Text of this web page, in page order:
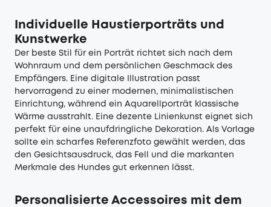
Individuelle Haustierporträts und
Kunstwerke
Der beste Stil für ein Porträt richtet sich nach dem
Wohnraum und dem persönlichen Geschmack des
Empfängers. Eine digitale Illustration passt
hervorragend zu einer modernen, minimalistischen
Einrichtung, während ein Aquarellporträt klassische
Wärme ausstrahlt. Eine dezente Linienkunst eignet sich
perfekt für eine unaufdringliche Dekoration. Als Vorlage
sollte ein scharfes Referenzfoto gewählt werden, das
den Gesichtsausdruck, das Fell und die markanten
Merkmale des Hundes gut erkennen lässt.
Personalisierte Accessoires mit dem